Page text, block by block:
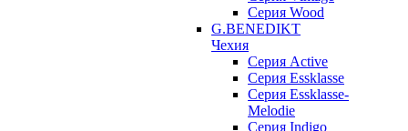
Серия Wood
G.BENEDIKT
Чехия
Cерия Active
Cерия Essklasse
Cерия Essklasse-
Melodie
Cерия Indigo